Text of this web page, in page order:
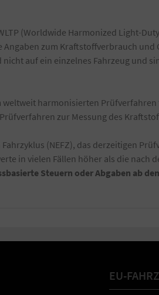
(Worldwide Harmonized Light-
zum Kraftstoffverbrauch
auf ein einzelnes Fahrzeug und
weltweit harmonisierten
zur Messung des
(NEFZ), das derzeitigen
in vielen Fällen höher als die nach
Steuern oder Abgaben ab
EU-